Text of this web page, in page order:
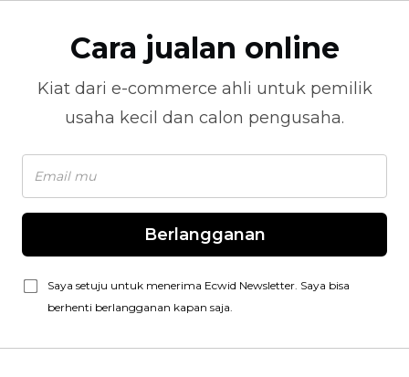
Cara jualan online
Kiat dari e-commerce ahli untuk pemilik
usaha kecil dan calon pengusaha.
Berlangganan
Saya setuju untuk menerima Ecwid Newsletter. Saya bisa
berhenti berlangganan kapan saja.